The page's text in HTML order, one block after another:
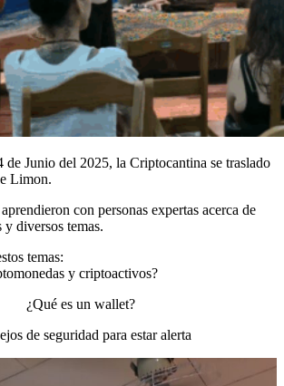
de Junio del 2025, la Criptocantina se traslado
Limon.
con personas expertas acerca de
diversos temas.
temas:
y criptoactivos?
​¿Qué es un wallet?
de seguridad para estar alerta